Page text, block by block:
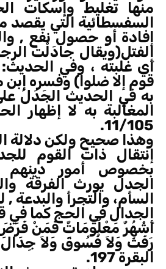
منها تغليط وإسكات
السفسطائية التي يقصد
إفادة أو حصول نفع ,
الفتل(ويقال جادَلْت
أَي غلبته ، وفي
قوم إلا ضلوا) وفسره إبن
به في الحديث الجَدَلُ
المغالبة به لا إظهار
11/105.
وهذا صحيح ولكن دلالة
إنتقال ذات القوم
بخصوص أمور دينهم
الجدل يورث الفرقة
السأم، والتجرأ والبدعة
الجدال في الحج كما في
أَشْهُرٌ مَعْلُومَاتٌ فَمَنْ
رَفَثَ وَلاَ فُسُوقَ وَلاَ
البقرة 197.